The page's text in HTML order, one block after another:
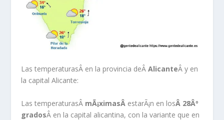
Las temperaturasÂ en la provincia deÂAlicanteÂ y en
la capital Alicante:
Las temperaturasÂ mÃ¡ximasÂ estarÃ¡n en losÂ 28Âº
gradosÂ en la capital alicantina, con la variante que en